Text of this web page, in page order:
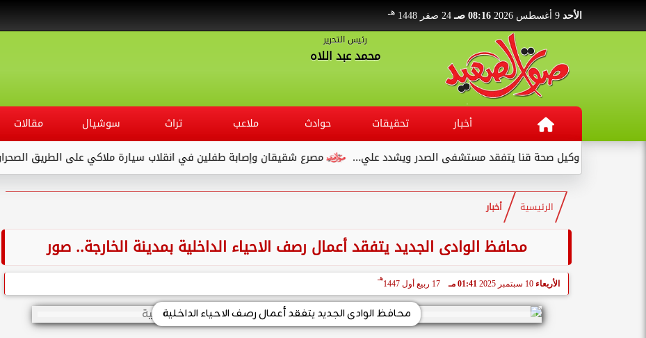
الأحد 08:16 صـ 24 صفر 1448 هـ
رئيس التحرير
محمد عبد اللاه
أخبار تحقيقات حوادث ملاعب تراث سوشيال مقالات
مصرع شقيقان وإصابة طفلين في انقلاب سيارة ملاكي على الطريق الصحراوي... وكيل صحة قنا يتفقد مستشفى الصدر ويشدد علي...
الرئيسية أخبار
محافظ الوادى الجديد يتفقد أعمال رصف الاحياء الداخلية بمدينة الخارجة.. صور
الأربعاء 10 سبتمبر 2025 01:41 مـ 17 ربيع أول 1447
هـ
محافظ الوادى الجديد يتفقد أعمال رصف الاحياء الداخلية